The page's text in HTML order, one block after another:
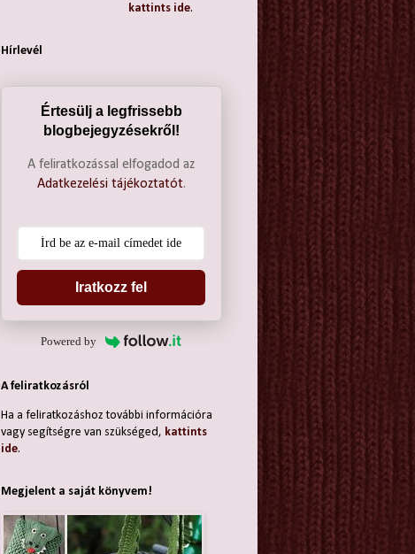
kattints ide.
Hírlevél
Értesülj a legfrissebb
blogbejegyzésekről!
A feliratkozással elfogadod az
Adatkezelési tájékoztatót.
Iratkozz fel
Powered by
A feliratkozásról
Ha a feliratkozáshoz további információra
vagy segítségre van szükséged, kattints
ide.
Megjelent a saját könyvem!